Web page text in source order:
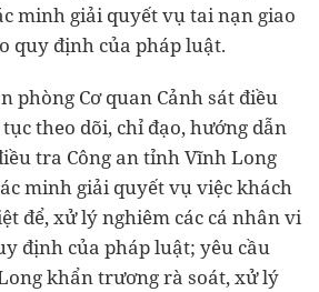
minh giải quyết vụ tai nạn giao
quy định của pháp luật.
phòng Cơ quan Cảnh sát điều
theo dõi, chỉ đạo, hướng dẫn
tra Công an tỉnh Vĩnh Long
minh giải quyết vụ việc khách
để, xử lý nghiêm các cá nhân vi
định của pháp luật; yêu cầu
khẩn trương rà soát, xử lý